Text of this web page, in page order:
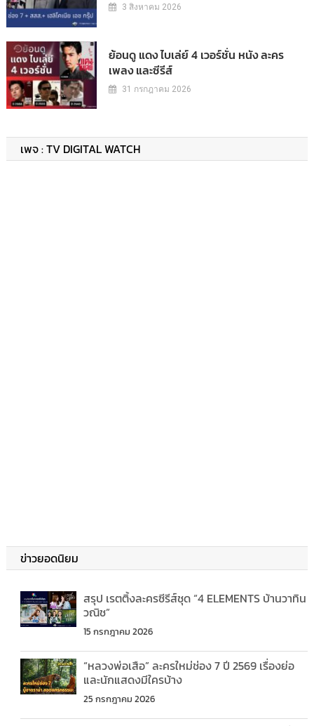
3 สิงหาคม 2026
ย้อนดู แดง ไบเล่ย์ 4 เวอร์ชั่น หนัง ละคร
เพลง และซีรีส์
31 กรกฎาคม 2026
เพจ : TV DIGITAL WATCH
ข่าวยอดนิยม
สรุป เรตติ้งละครซีรีส์ชุด “4 ELEMENTS บ้านวาทิน
วณิช”
15 กรกฎาคม 2026
“หลวงพ่อเสือ” ละครใหม่ช่อง 7 ปี 2569 เรื่องย่อ
และนักแสดงมีใครบ้าง
25 กรกฎาคม 2026